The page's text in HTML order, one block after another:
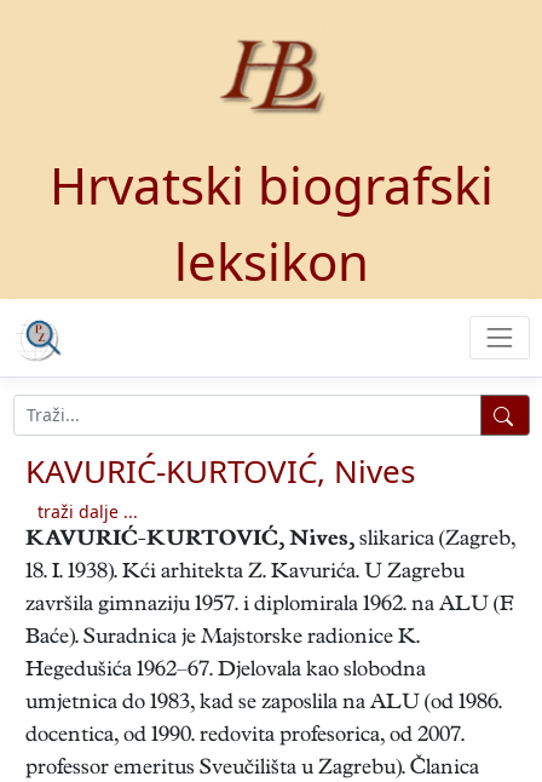
Hrvatski biografski
leksikon
KAVURIĆ-KURTOVIĆ, Nives
traži dalje ...
KAVURIĆ-KURTOVIĆ, Nives, slikarica (Zagreb,
18. I. 1938). Kći arhitekta Z. Kavurića. U Zagrebu
završila gimnaziju 1957. i diplomirala 1962. na ALU (F.
Baće). Suradnica je Majstorske radionice K.
Hegedušića 1962–67. Djelovala kao slobodna
umjetnica do 1983, kad se zaposlila na ALU (od 1986.
docentica, od 1990. redovita profesorica, od 2007.
professor emeritus Sveučilišta u Zagrebu). Članica